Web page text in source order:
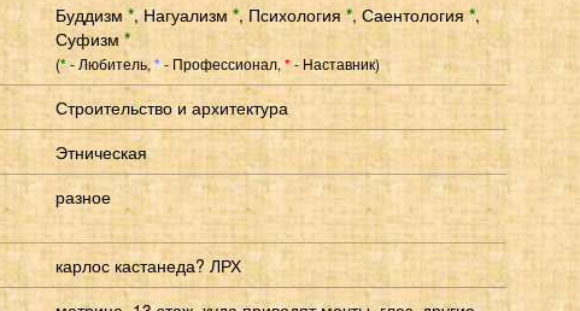
Буддизм*,Нагуализм*,Психология *, Саентология*,
Суфизм*
(*- Любитель, *- Профессионал,*- Наставник)
Строительство и архитектура
Этническая
разное
карлос кастанеда? ЛРХ